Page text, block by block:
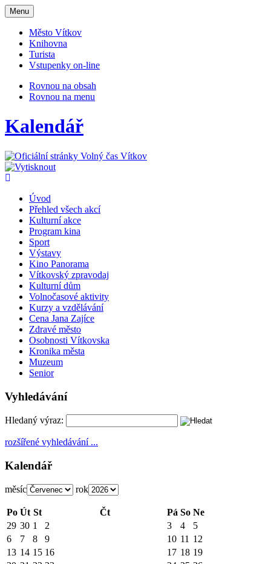
Otevřit
navigaci
Menu
Město Vítkov
Knihovna
Turista
Vstupenky on-line
Rovnou na obsah
Rovnou na menu
Kalendář
Úvod
Přehled všech akcí
Kulturní akce
Program kina
Sport
Výstavy
Kino Panorama
Vítkovský zpravodaj
Kulturní dům
Volnočasové aktivity
Kurzy a vzdělávání
Cena Jana Zajíce
Zdravé město
Osobnosti Vítkovska
Kronika města
Muzeum
Senior
Vyhledávání
Hledaný výraz:
rozšířené vyhledávání ...
Kalendář
měsíc rok
Po Út St Čt Pá So Ne
29 30 1 2 3 4
5
6
7 8 9 10 11 12
13 14 15 16 17 18 19